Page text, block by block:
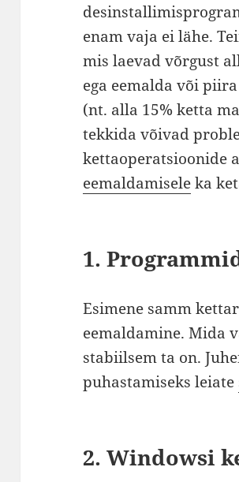
enam vaja ei lähe.
mis laevad võrgust
ega eemalda või
(nt. alla 15% ketta
tekkida võivad
kettaoperatsioonide
eemaldamiseleka
1.
Esimene samm
eemaldamine. Mida
stabiilsem ta on.
puhastamiseks leiate
2. Windowsi